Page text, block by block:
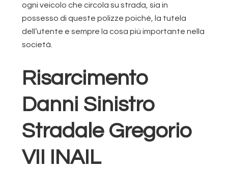
ogni veicolo che circola su strada, sia in
possesso di queste polizze poiché, la tutela
dell’utente e sempre la cosa più importante nella
società.
Risarcimento
Danni Sinistro
Stradale Gregorio
VII INAIL